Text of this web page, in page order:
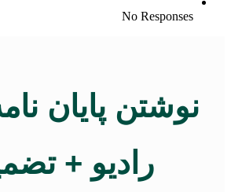
No Responses
نوشتن پایان
رادیو +